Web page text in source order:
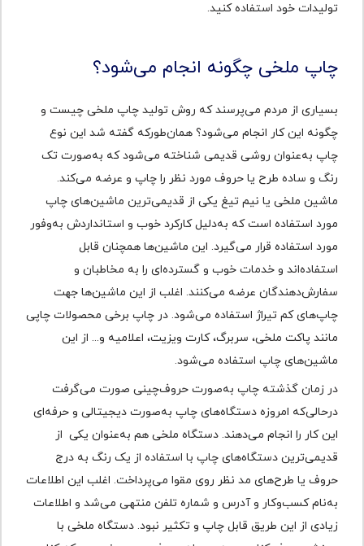
تولیدات خود استفاده کنید.
چاپ ملخی چگونه انجام می‌شود؟
بسیاری از مردم می‌پرسند که روش تولید چاپ ملخی چیست و
چگونه این کار انجام می‌شود؟ همان‌طور‌که گفته شد این نوع
چاپ به‌عنوان روشی قدیمی شناخته می‌شود که به‌‌صورت تک
رنگ و ساده طرح یا حروف مورد نظر را چاپ و عرضه می‌کند.
ماشین ملخی یا نیم تیغ یکی از قدیمی‌ترین ماشین‌های چاپ
مورد استفاده است که به‌دلیل کارکرد خوب و استانداردش به‌وفور
مورد استفاده قرار می‌گیرد. این ماشین‌ها همچنان قابل
استفاده‌اند و خدمات خوب و گسترده‌ای را به مخاطبان و
سفارش‌دهندگان عرضه می‌کنند. اغلب از این ماشین‌ها جهت
چاپ‌های کم تیراژ استفاده می‌شود. در چاپ برخی محصولات چاپی
مانند پاکت ملخی، سربرگ، کارت ویزیت، اعلامیه و... از این
ماشین‌های چاپ استفاده می‌شود.
در زمان گذشته چاپ به‌صورت حروف‌چینی صورت می‌گرفت
درحالی‌که امروزه دستگاه‌های چاپ به‌صورت دیجیتالی و حرفه‌ای
این کار را انجام می‌دهند. دستگاه ملخی هم به‌عنوان یکی از
قدیمی‌ترین دستگاه‌‌های چاپ با استفاده از یک رنگ به درج
حروف یا طرح‌های مد نظر روی مقوا می‌پرداخت. اغلب این اطلاعات
به‌نام کسب‌و‌کار و آدرس و شماره تلفن منتهی می‌شد و اطلاعات
زیادی از این طریق قابل چاپ و تکثیر نبود. دستگاه ملخی با